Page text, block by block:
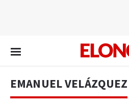
EMANUEL VELÁZQUEZ